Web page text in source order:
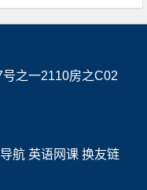
之一2110房之C02
航 英语网课 换友链